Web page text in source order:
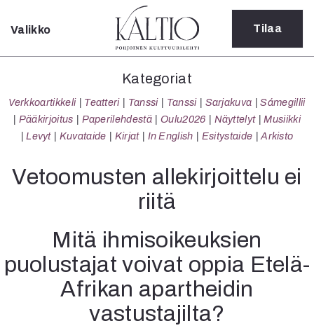
Sulje
Kategoriat
Verkkoartikkeli
Teatteri
Tanssi
Sarjakuva
Sámegillii
Pääkirjoitus
Oulu2026
Näyttelyt
Musiikki
Levyt
Kuvataide
Kirjat
Valikko Tilaa
Kategoriat
Verkkoartikkeli Teatteri Tanssi Tanssi Sarjakuva
Sámegillii
Pääkirjoitus
Paperilehdestä Oulu2026 Näyttelyt
Musiikki
Levyt
Kuvataide Kirjat In English Esitystaide Arkisto
Vetoomusten alle­kirjoittelu ei
riitä
Mitä ihmisoikeuksien
puolustajat voivat oppia Etelä-
Afrikan apartheidin
vastustajilta?